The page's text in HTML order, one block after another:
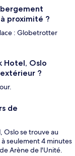
proximité ?
: Globetrotter
Hotel, Oslo
?
de
Oslo se trouve au
seulement 4 minutes
Arène de l'Unité.